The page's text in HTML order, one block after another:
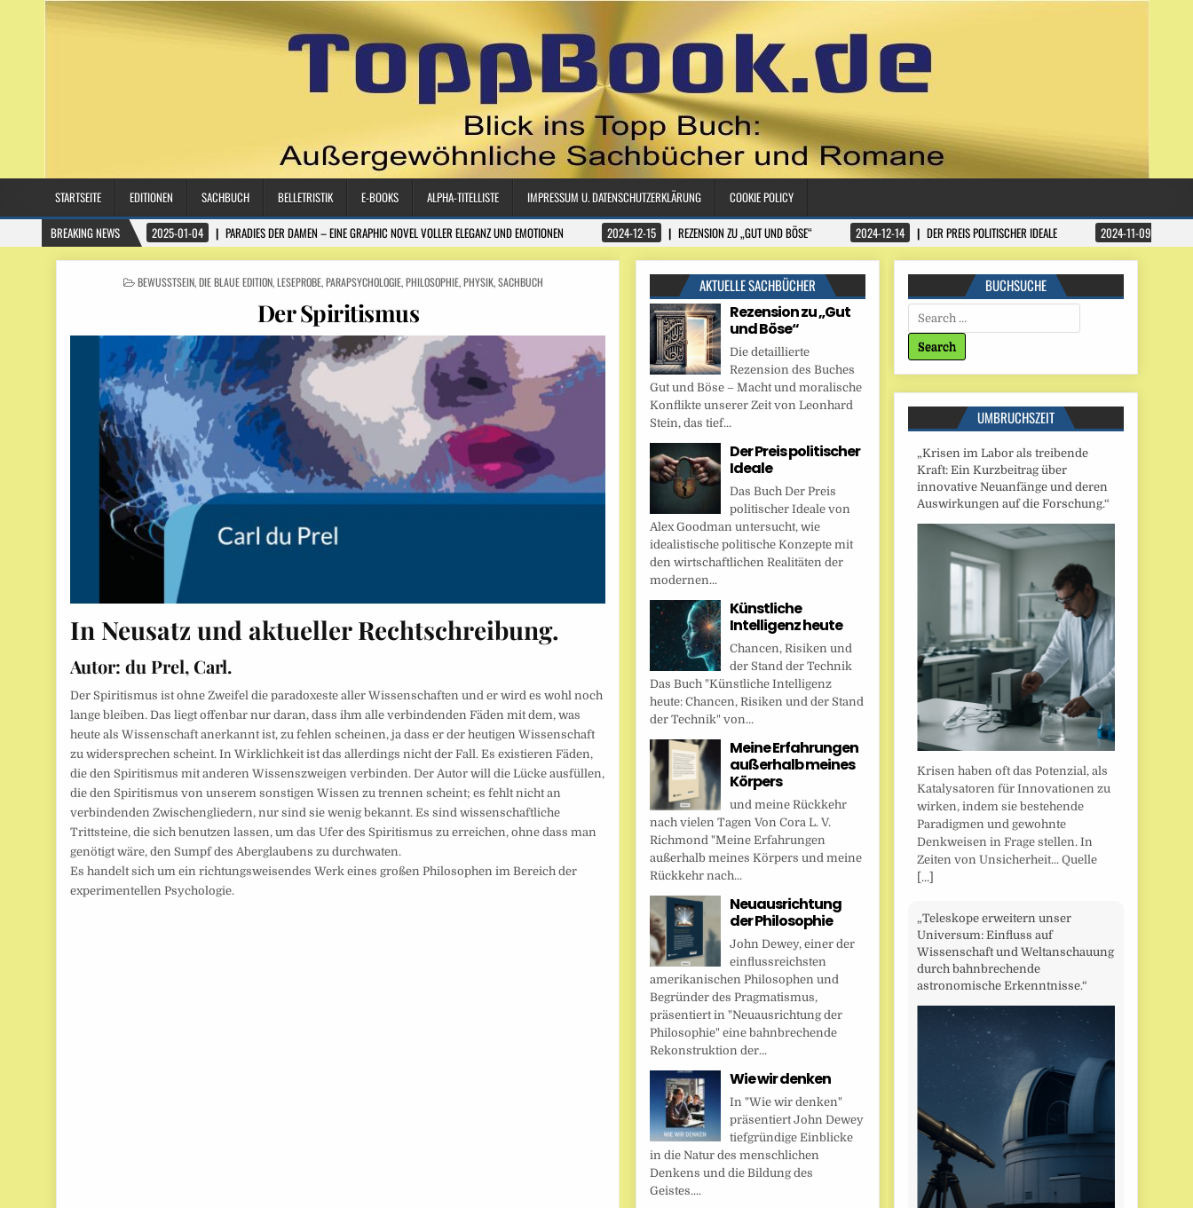
STARTSEITE EDITIONEN SACHBUCH BELLETRISTIK E-BOOKS ALPHA-TITELLISTE IMPRESSUM U. DATENSCHUTZERKLÄRUNG
COOKIE POLICY
BREAKING NEWS
2025-01-04 PARADIES DER DAMEN – EINE GRAPHIC NOVEL VOLLER ELEGANZ UND EMOTIONEN 2024-12-15 REZENSION ZU „GUT UND BÖSE“ 2024-12-14 DER PREIS POLITISCHER IDEALE 2024-11-09
POSTED IN
BEWUSSTSEIN,DIE BLAUE EDITION,LESEPROBE,PARAPSYCHOLOGIE,PHILOSOPHIE,PHYSIK,SACHBUCH
Der Spiritismus
In Neusatz und aktueller Rechtschreibung.
Autor: du Prel, Carl.
Der Spiritismus ist ohne Zweifel die paradoxeste aller Wissenschaften und er wird es wohl noch
lange bleiben. Das liegt offenbar nur daran, dass ihm alle verbindenden Fäden mit dem, was
heute als Wissenschaft anerkannt ist, zu fehlen scheinen, ja dass er der heutigen Wissenschaft
zu widersprechen scheint. In Wirklichkeit ist das allerdings nicht der Fall. Es existieren Fäden,
die den Spiritismus mit anderen Wissenszweigen verbinden. Der Autor will die Lücke ausfüllen,
die den Spiritismus von unserem sonstigen Wissen zu trennen scheint; es fehlt nicht an
verbindenden Zwischengliedern, nur sind sie wenig bekannt. Es sind wissenschaftliche
Trittsteine, die sich benutzen lassen, um das Ufer des Spiritismus zu erreichen, ohne dass man
genötigt wäre, den Sumpf des Aberglaubens zu durchwaten.
Es handelt sich um ein richtungsweisendes Werk eines großen Philosophen im Bereich der
experimentellen Psychologie.
AKTUELLE SACHBÜCHER
Rezension zu „Gut
und Böse“
Die detaillierte
Rezension des Buches
Gut und Böse – Macht und moralische
Konflikte unserer Zeit von Leonhard
Stein, das tief...
Der Preis politischer
Ideale
Das Buch Der Preis
politischer Ideale von
Alex Goodman untersucht, wie
idealistische politische Konzepte mit
den wirtschaftlichen Realitäten der
modernen...
Künstliche
Intelligenz heute
Chancen, Risiken und
der Stand der Technik
Das Buch "Künstliche Intelligenz
heute: Chancen, Risiken und der Stand
der Technik" von...
Meine Erfahrungen
außerhalb meines
Körpers
und meine Rückkehr
nach vielen Tagen Von Cora L. V.
Richmond "Meine Erfahrungen
außerhalb meines Körpers und meine
Rückkehr nach...
Neuausrichtung
der Philosophie
John Dewey, einer der
einflussreichsten
amerikanischen Philosophen und
Begründer des Pragmatismus,
präsentiert in "Neuausrichtung der
Philosophie" eine bahnbrechende
Rekonstruktion der...
Wie wir denken
In "Wie wir denken"
präsentiert John Dewey
tiefgründige Einblicke
in die Natur des menschlichen
Denkens und die Bildung des
Geistes....
BUCHSUCHE
Search for:
UMBRUCHSZEIT
„Krisen im Labor als treibende
Kraft: Ein Kurzbeitrag über
innovative Neuanfänge und deren
Auswirkungen auf die Forschung.“
Krisen haben oft das Potenzial, als
Katalysatoren für Innovationen zu
wirken, indem sie bestehende
Paradigmen und gewohnte
Denkweisen in Frage stellen. In
Zeiten von Unsicherheit... Quelle
[...]
„Teleskope erweitern unser
Universum: Einfluss auf
Wissenschaft und Weltanschauung
durch bahnbrechende
astronomische Erkenntnisse.“